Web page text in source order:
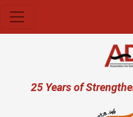
User account
25 Years of